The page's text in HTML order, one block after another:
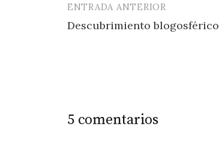
Navegación
de
ENTRADA ANTERIOR
Descubrimiento blogosférico
5 comentarios